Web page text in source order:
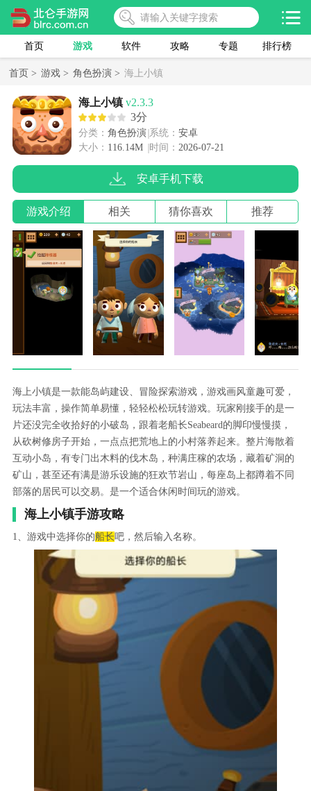
首页 游戏 软件 攻略 专题 排行榜
首页 > 游戏 > 角色扮演 > 海上小镇
海上小镇 v2.3.3
3分
分类： 角色扮演 系统： 安卓
大小： 116.14M 时间： 2026-07-21
安卓手机下载
游戏介绍 相关 猜你喜欢 推荐
海上小镇是一款能岛屿建设、冒险探索游戏，游戏画风童趣可爱，
玩法丰富，操作简单易懂，轻轻松松玩转游戏。玩家刚接手的是一
片还没完全收拾好的小破岛，跟着老船长Seabeard的脚印慢慢摸，
从砍树修房子开始，一点点把荒地上的小村落养起来。整片海散着
互动小岛，有专门出木料的伐木岛，种满庄稼的农场，藏着矿洞的
矿山，甚至还有满是游乐设施的狂欢节岩山，每座岛上都蹲着不同
部落的居民可以交易。是一个适合休闲时间玩的游戏。
海上小镇手游攻略
1、游戏中选择你的船长吧，然后输入名称。